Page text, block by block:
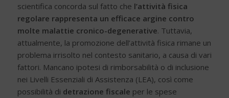
scientifica concorda sul fatto che l’attività fisica
regolare rappresenta un efficace argine contro
molte malattie cronico-degenerative. Tuttavia,
attualmente, la promozione dell’attività fisica rimane un
problema irrisolto nel contesto sanitario, a causa di vari
fattori. Mancano ipotesi di rimborsabilità o di inclusione
nei Livelli Essenziali di Assistenza (LEA), così come
possibilità di detrazione fiscale per le spese